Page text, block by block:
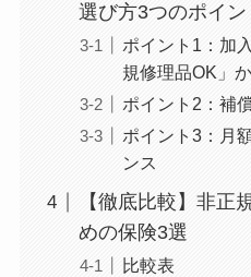
選び方3つのポイン
ポイント1：加
規修理品OK」か
ポイント2：補
ポイント3：月
ンス
【徹底比較】非正
めの保険3選
比較表